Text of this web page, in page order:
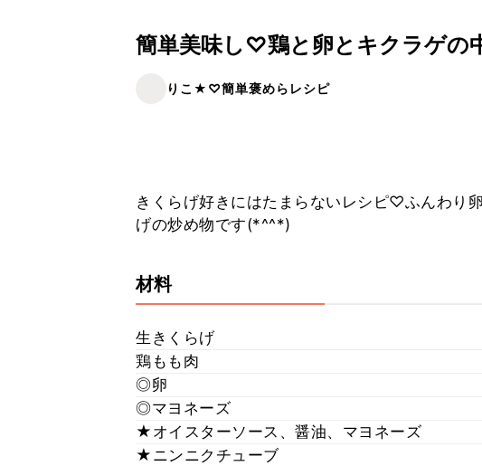
簡単美味し♡鶏と卵とキクラゲの
りこ★♡簡単褒めらレシピ
きくらげ好きにはたまらないレシピ♡ふんわり
げの炒め物です(*^^*)
材料
生きくらげ
鶏もも肉
◎卵
◎マヨネーズ
★オイスターソース、醤油、マヨネーズ
★ニンニクチューブ